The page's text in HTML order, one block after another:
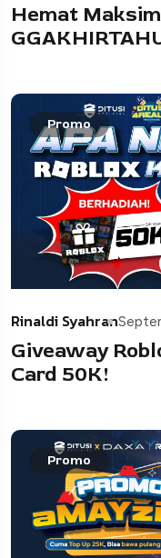
Hemat
Promo
Rinaldi Syahran
Giveaway
Card 50K!
Promo